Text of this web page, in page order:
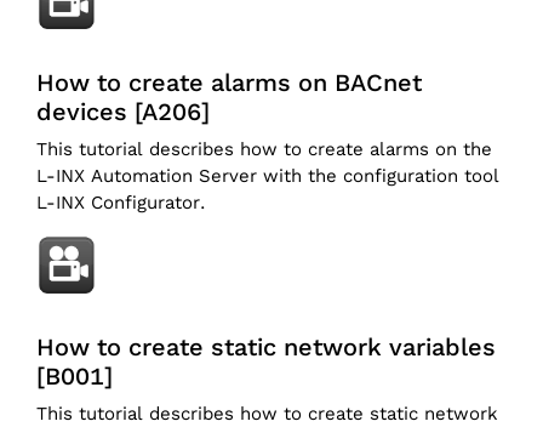
How to create alarms on BACnet
devices [A206]
This tutorial describes how to create alarms on the
L-INX Automation Server with the configuration tool
L-INX Configurator.
How to create static network variables
[B001]
This tutorial describes how to create static network